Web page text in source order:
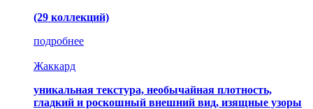
(29 коллекций)
подробнее
Жаккард
уникальная текстура, необычайная плотность,
гладкий и роскошный внешний вид, изящные узоры